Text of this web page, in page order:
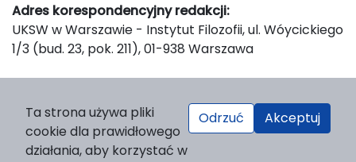
Adres korespondencyjny redakcji:
UKSW w Warszawie - Instytut Filozofii, ul. Wóycickiego
1/3 (bud. 23, pok. 211), 01-938 Warszawa
Wydawnictwo Naukowe UKSW, ul. Dewajtis 5, domek
nr 2, 01-815 Warszawa
Strona WWW Wydawnictwa
Ta strona używa pliki
cookie dla prawidłowego
działania, aby korzystać w
Odrzuć Akceptuj